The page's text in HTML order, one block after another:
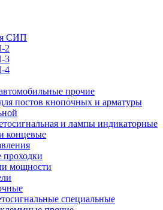
СИП
2
3
4
прочие
постов кнопочных и арматуры
и лампы индикаторные
концевые
проходки
мощности
специальные